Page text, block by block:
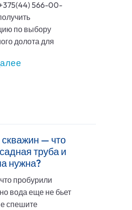
566-00-
по выбору
долота для
— что
труба и
нужна?
пробурили
вода еще не бьет
спешите